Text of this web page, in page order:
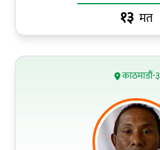
१३ मत
काठमाडौं-३